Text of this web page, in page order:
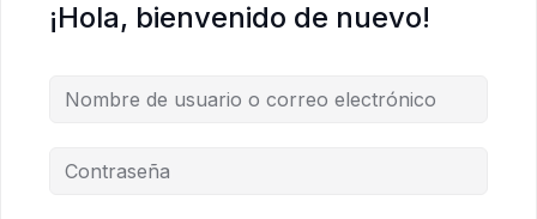
¡Hola, bienvenido de nuevo!